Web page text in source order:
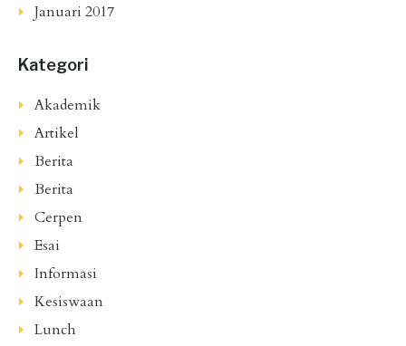
Januari 2017
Kategori
Akademik
Artikel
Berita
Berita
Cerpen
Esai
Informasi
Kesiswaan
Lunch